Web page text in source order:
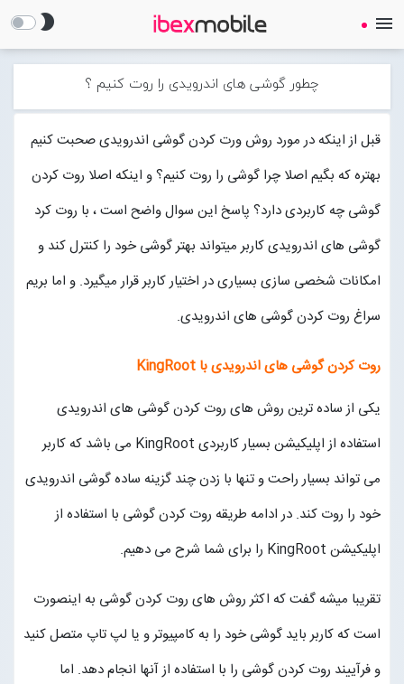
صفحه نخست
ایرفون
مجله خبری
تماس با ما
درباره ما
ورود به سایت
brightness_2 menu
چطور گوشی های اندرویدی را روت کنیم ؟
قبل از اینکه در مورد روش ورت کردن گوشی اندرویدی صحبت کنیم
بهتره که بگیم اصلا چرا گوشی را روت کنیم؟ و اینکه اصلا روت کردن
گوشی چه کاربردی دارد؟ پاسخ این سوال واضح است ، با روت کرد
گوشی های اندرویدی کاربر میتواند بهتر گوشی خود را کنترل کند و
امکانات شخصی سازی بسیاری در اختیار کاربر قرار میگیرد. و اما بریم
سراغ روت کردن گوشی های اندرویدی.
روت کردن گوشی های اندرویدی با KingRoot
یکی از ساده ترین روش های روت کردن گوشی های اندرویدی
استفاده از اپلیکیشن بسیار کاربردی KingRoot می باشد که کاربر
می تواند بسیار راحت و تنها با زدن چند گزینه ساده گوشی اندرویدی
خود را روت کند. در ادامه طریقه روت کردن گوشی با استفاده از
اپلیکیشن KingRoot را برای شما شرح می دهیم.
تقریبا میشه گفت که اکثر روش های روت کردن گوشی به اینصورت
است که کاربر باید گوشی خود را به کامپیوتر و یا لپ تاپ متصل کنید
و فرآییند روت کردن گوشی را با استفاده از آنها انجام دهد. اما